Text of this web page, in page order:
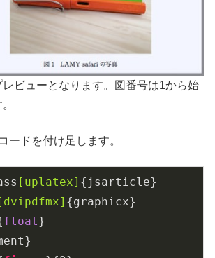
ビューとなります。図番号は1から始
ードを付け足します。
[uplatex] {jsarticle}
[dvipdfmx] {graphicx}
float}